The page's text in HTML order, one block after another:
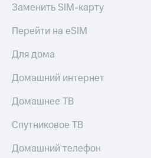
Пополнить
номер
другого
Оплата
интернета
ТВ
Переводы
телефона
Заменить SIM-карту
Перейти на eSIM
Для дома
Домашний интернет
Домашнее ТВ
Спутниковое ТВ
Домашний телефон